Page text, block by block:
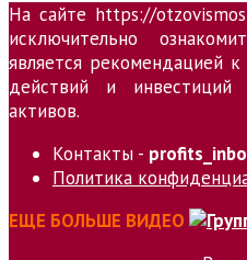
На сайте https://
исключительно
является рекомендацией
действий и
активов.
Контакты -
Политика
ЕЩЕ БОЛЬШЕ ВИДЕО